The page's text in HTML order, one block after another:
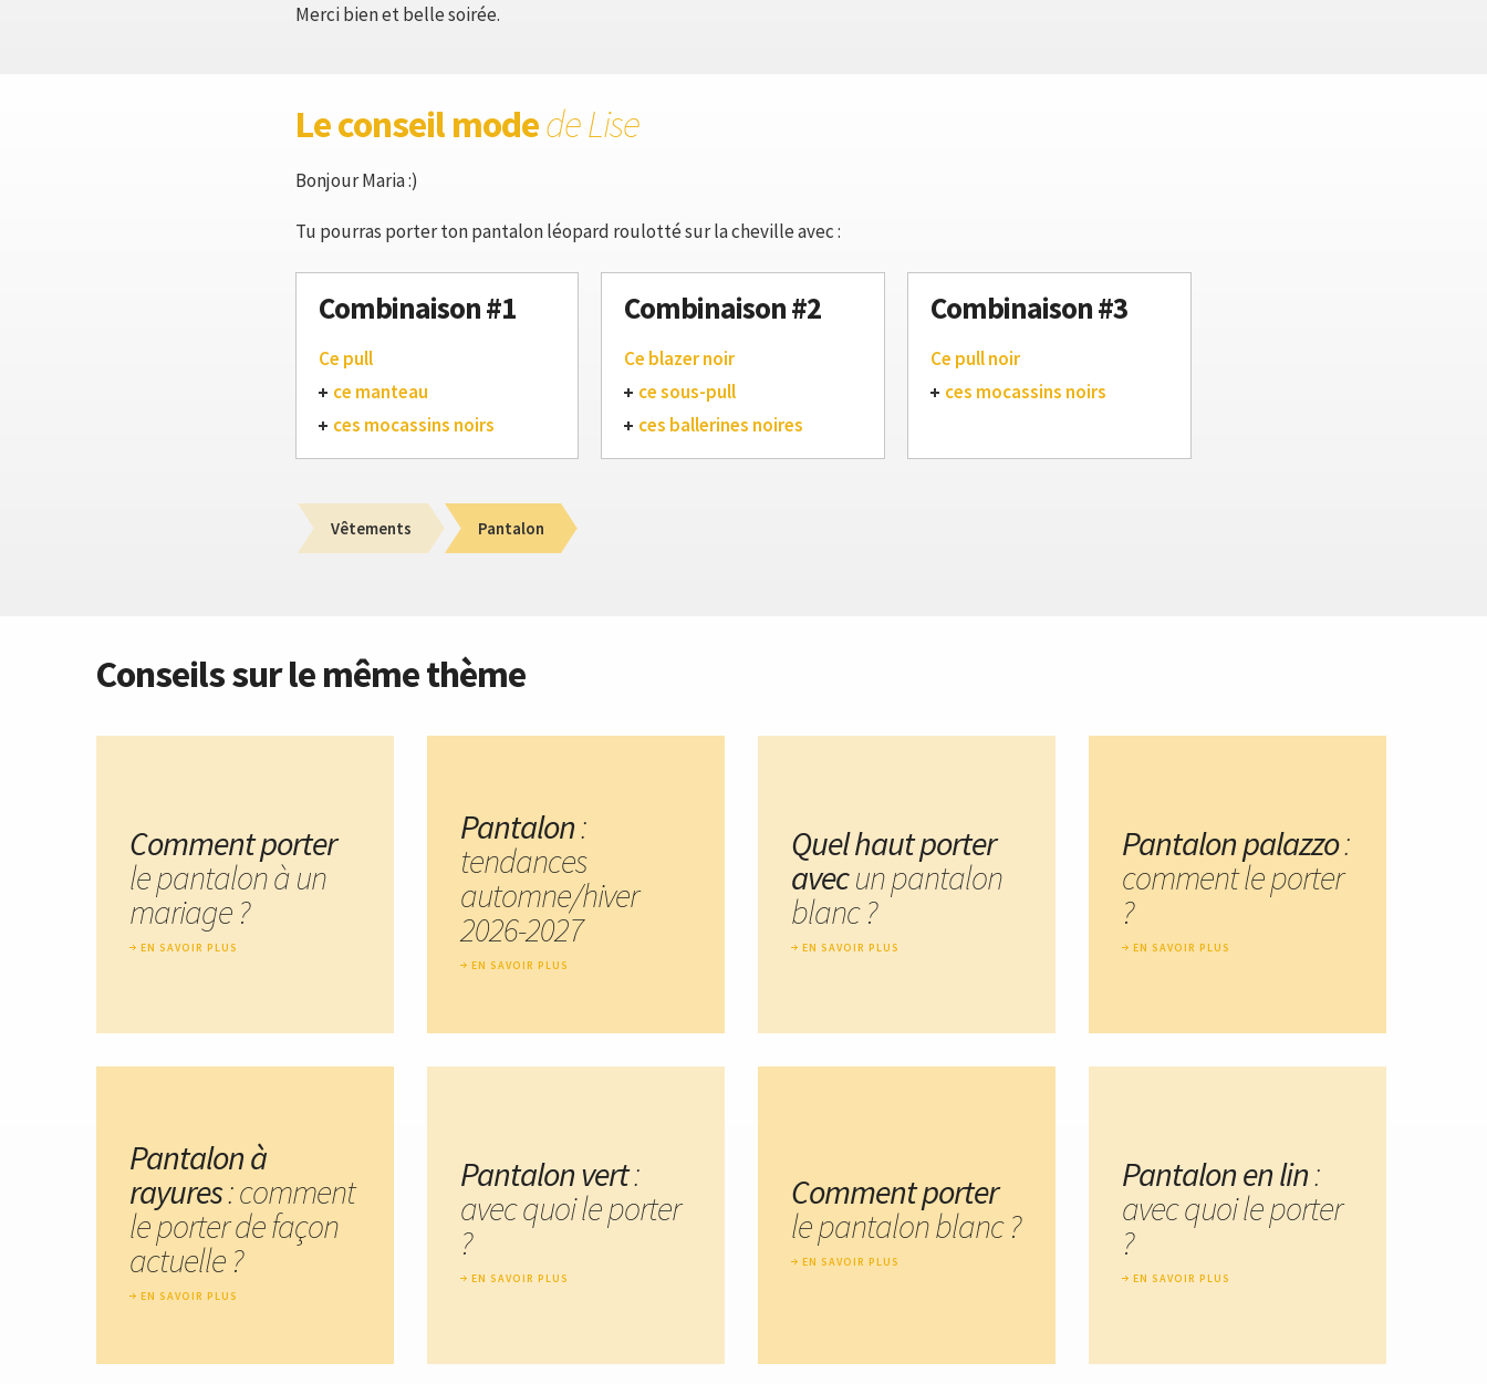
Merci bien et belle soirée.
Le conseil modede Lise
Bonjour Maria :)
Tu pourras porter ton pantalon léopard roulotté sur la cheville avec :
Combinaison #1
Ce pull
ce manteau
ces mocassins noirs
Combinaison #2
Ce blazer noir
ce sous-pull
ces ballerines noires
Combinaison #3
Ce pull noir
ces mocassins noirs
Vêtements Pantalon
Conseils sur le même thème
Comment porter
le pantalon à un
mariage ?
EN SAVOIR PLUS
Pantalon:
tendances
automne/hiver
2026-2027
EN SAVOIR PLUS
Quel haut porter
avecun pantalon
blanc ?
EN SAVOIR PLUS
Pantalon palazzo:
comment le porter
?
EN SAVOIR PLUS
Pantalon à
rayures: comment
le porter de façon
actuelle ?
EN SAVOIR PLUS
Pantalon vert:
avec quoi le porter
?
EN SAVOIR PLUS
Comment porter
le pantalon blanc ?
EN SAVOIR PLUS
Pantalon en lin:
avec quoi le porter
?
EN SAVOIR PLUS